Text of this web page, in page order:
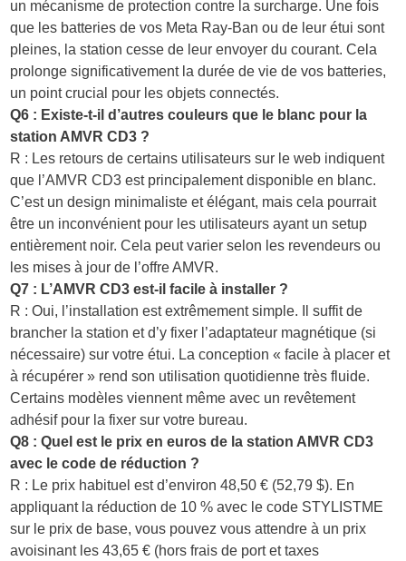
un mécanisme de protection contre la surcharge. Une fois
que les batteries de vos Meta Ray-Ban ou de leur étui sont
pleines, la station cesse de leur envoyer du courant. Cela
prolonge significativement la durée de vie de vos batteries,
un point crucial pour les objets connectés.
Q6 : Existe-t-il d’autres couleurs que le blanc pour la
station AMVR CD3 ?
R : Les retours de certains utilisateurs sur le web indiquent
que l’AMVR CD3 est principalement disponible en blanc.
C’est un design minimaliste et élégant, mais cela pourrait
être un inconvénient pour les utilisateurs ayant un setup
entièrement noir. Cela peut varier selon les revendeurs ou
les mises à jour de l’offre AMVR.
Q7 : L’AMVR CD3 est-il facile à installer ?
R : Oui, l’installation est extrêmement simple. Il suffit de
brancher la station et d’y fixer l’adaptateur magnétique (si
nécessaire) sur votre étui. La conception « facile à placer et
à récupérer » rend son utilisation quotidienne très fluide.
Certains modèles viennent même avec un revêtement
adhésif pour la fixer sur votre bureau.
Q8 : Quel est le prix en euros de la station AMVR CD3
avec le code de réduction ?
R : Le prix habituel est d’environ 48,50 € (52,79 $). En
appliquant la réduction de 10 % avec le code STYLISTME
sur le prix de base, vous pouvez vous attendre à un prix
avoisinant les 43,65 € (hors frais de port et taxes